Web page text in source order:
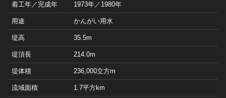
着工年／完成年 1973年／1980年
用途 かんがい用水
堤高 35.5m
堤頂長 214.0m
堤体積 236,000立方m
流域面積 1.7平方km